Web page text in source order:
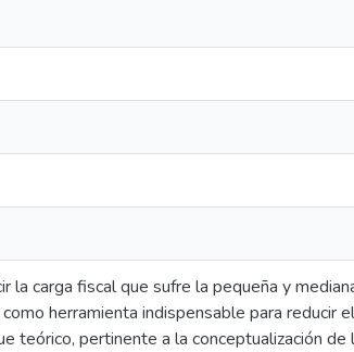
carga fiscal que sufre la pequeña y
herramienta indispensable para reducir
teórico, pertinente a la conceptualización de